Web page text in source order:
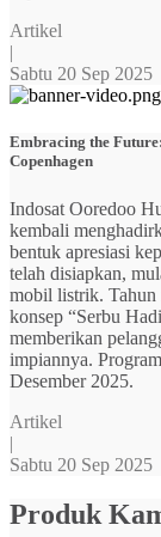
Artikel
|
Sabtu 20 Sep 2025
Embracing the
Copenhagen
Indosat Ooredoo
kembali
bentuk apresiasi
telah disiapkan,
mobil listrik. Tahun
konsep “Serbu
memberikan
impiannya.
Desember 2025.
Artikel
|
Sabtu 20 Sep 2025
Produk